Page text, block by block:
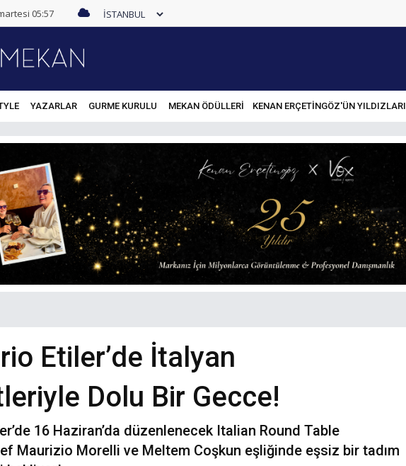
05:57
YAZARLAR GURME KURULU MEKAN ÖDÜLLERİ KENAN ERÇETINGÖZ'ÜN YILDIZLARI
Etiler’de İtalyan
Dolu Bir Gecce!
16 Haziran’da düzenlenecek Italian Round Table
Maurizio Morelli ve Meltem Coşkun eşliğinde eşsiz bir tadım